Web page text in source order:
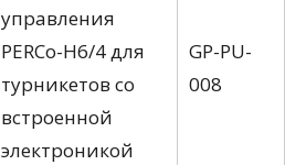
управления
PERCo-Н6/4 для
турникетов со
встроенной
электроникой
GP-PU-
008